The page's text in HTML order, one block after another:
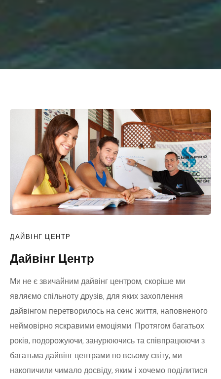
ДАЙВІНГ ЦЕНТР
Дайвінг Центр
Ми не є звичайним дайвінг центром, скоріше ми
являємо спільноту друзів, для яких захоплення
дайвінгом перетворилось на сенс життя, наповненого
неймовірно яскравими емоціями. Протягом багатьох
років, подорожуючи, занурюючись та співпрацюючи з
багатьма дайвінг центрами по всьому світу, ми
накопичили чимало досвіду, яким і хочемо поділитися